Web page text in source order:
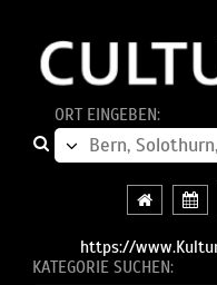
ORT EINGEBEN:
https://
KATEGORIE SUCHEN: